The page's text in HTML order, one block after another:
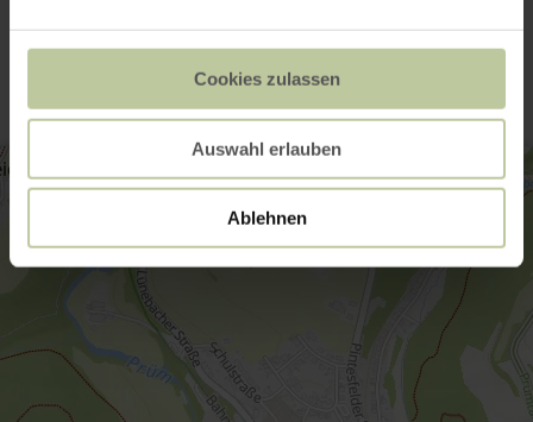
Cookies zulassen
Auswahl erlauben
Ablehnen
Contact